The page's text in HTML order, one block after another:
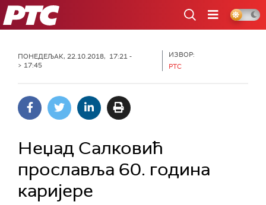
РТС
ПОНЕДЕЉАК, 22.10.2018, 17:21 -
> 17:45
ИЗВОР:
РТС
Неџад Салковић
прославља 60. година
каријере